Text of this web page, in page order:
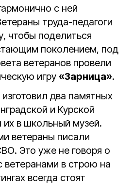
с ней
труда-педагоги
чтобы поделиться
поколением, под
ветеранов провели
игру «Зарница».
два памятных
и Курской
их в школьный музей.
ветераны писали
Это уже не говоря о
ветеранами в строю на
всегда стоят